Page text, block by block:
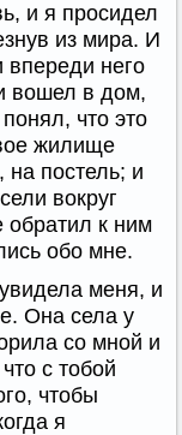
и я просидел
из мира. И
впереди него
вошел в дом,
что это
жилище
постель; и
вокруг
обратил к ним
обо мне.
меня, и
Она села у
со мной и
с тобой
чтобы
я